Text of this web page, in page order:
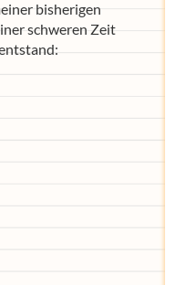
bisherigen
schweren Zeit